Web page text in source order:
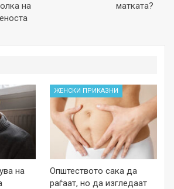
на
матката?
на
ЖЕНСКИ ПРИКАЗНИ
Општеството сака да
раѓаат, но да изгледаат